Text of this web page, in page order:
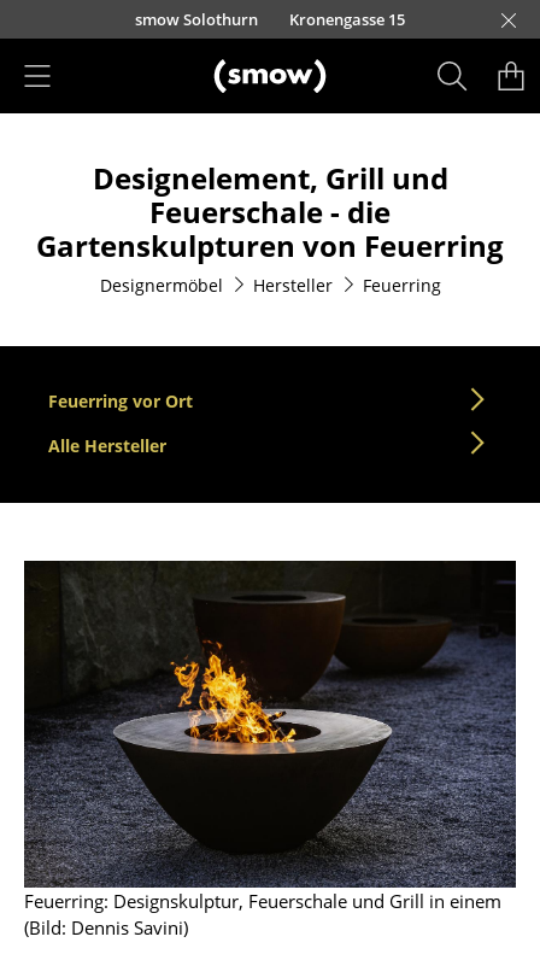
Direkt zum Inhaltsmow Solothurn Kronengasse 15
Sitzmöbel
Esszimmerstühle
Sofas
Hocker
Bänke & Liegen
Sitzsäcke
Gartenstühle
Kinderstühle
Schaukelstühle
Bürodrehstühle
Konferenzstühle
Designelement, Grill und
Feuerschale - die
Gartenskulpturen von Feuerring
Designermöbel Hersteller Feuerring
Feuerring vor Ort
Alle Hersteller
Feuerring: Designskulptur, Feuerschale und Grill in einem
(Bild: Dennis Savini)